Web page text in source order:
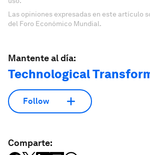
Las opiniones expresadas en este artículo
del Foro Económico Mundial.
Mantente al día:
Technological
Follow
Comparte: